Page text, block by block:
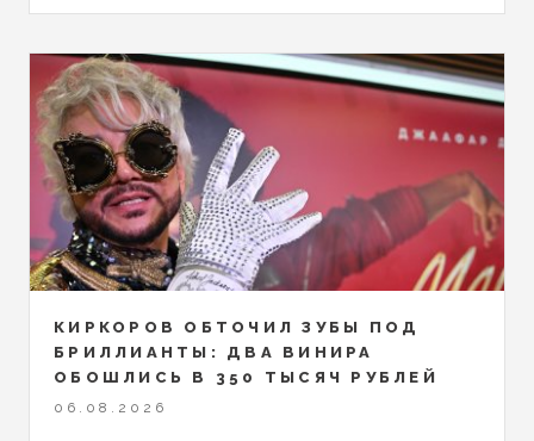
КИРКОРОВ ОБТОЧИЛ ЗУБЫ ПОД
БРИЛЛИАНТЫ: ДВА ВИНИРА
ОБОШЛИСЬ В 350 ТЫСЯЧ РУБЛЕЙ
06.08.2026